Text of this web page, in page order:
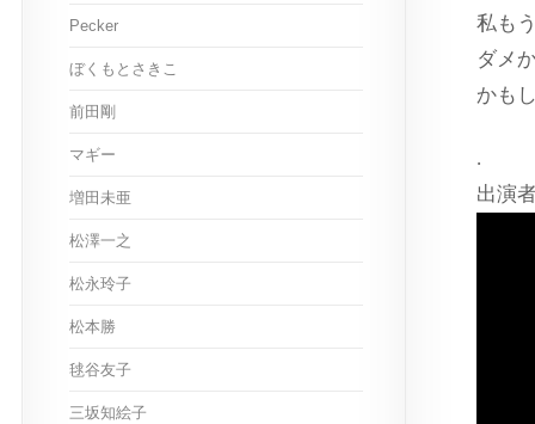
私も
ダメ
かも
.
出演
Pecker
ぼくもとさきこ
前田剛
マギー
増田未亜
松澤一之
松永玲子
松本勝
毬谷友子
三坂知絵子